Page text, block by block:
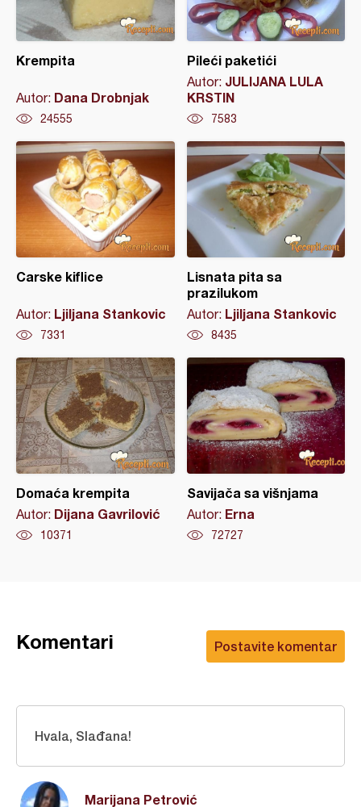
Krempita
Autor: Dana Drobnjak
24555
Pileći paketići
Autor: JULIJANA LULA
KRSTIN
7583
Carske kiflice
Autor: Ljiljana Stankovic
7331
Lisnata pita sa
prazilukom
Autor: Ljiljana Stankovic
8435
Domaća krempita
Autor: Dijana Gavrilović
10371
Savijača sa višnjama
Autor: Erna
72727
Postavite komentar
Komentari
Marijana Petrović
Hvala, Slađana!